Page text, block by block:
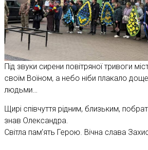
Під звуки сирени повітряної тривоги
своїм Воїном, а небо ніби плакало
людьми…
Щирі співчуття рідним, близьким,
знав Олександра.
Світла пам’ять Герою. Вічна слава